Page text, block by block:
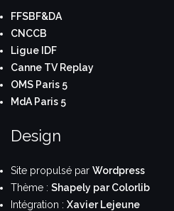
FFSBF&DA
CNCCB
Ligue IDF
Canne TV Replay
OMS Paris 5
MdA Paris 5
Design
Site propulsé par Wordpress
Thème : Shapely par Colorlib
Intégration : Xavier Lejeune